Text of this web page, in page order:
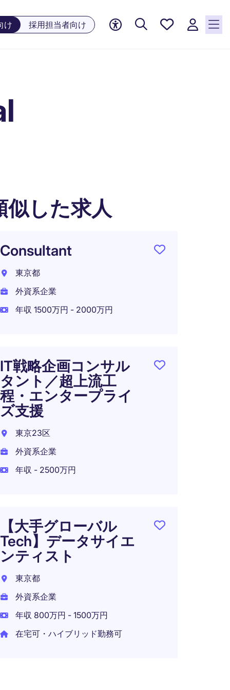
け 採用担当者向け
お気に
似した求人
Consultant
東京都
外資系企業
年収 1500万円 - 2000万円
IT戦略企画コンサル
タント／超上流工
程・エンタープライ
ズ支援
東京23区
外資系企業
年収 - 2500万円
【大手グローバル
Tech】データサイエ
ンティスト
東京都
外資系企業
年収 800万円 - 1500万円
在宅可・ハイブリッド勤務可